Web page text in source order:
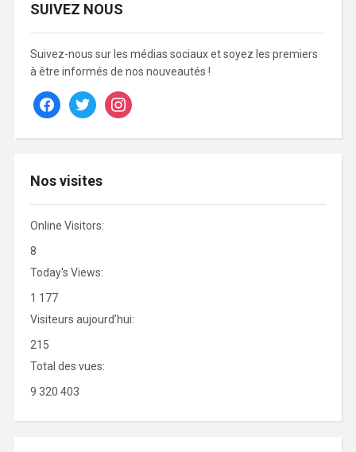
SUIVEZ NOUS
Suivez-nous sur les médias sociaux et soyez les premiers
à être informés de nos nouveautés !
facebooktwitter instagram
Nos visites
Online Visitors:
8
Today's Views:
1 177
Visiteurs aujourd’hui:
215
Total des vues:
9 320 403